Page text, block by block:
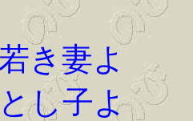
き妻よ
子よ